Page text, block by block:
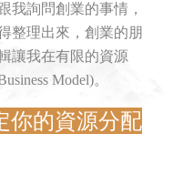
我詢問創業的事情，
整理出來，創業的朋
讓我在有限的資源
Model)。
你的資源分配